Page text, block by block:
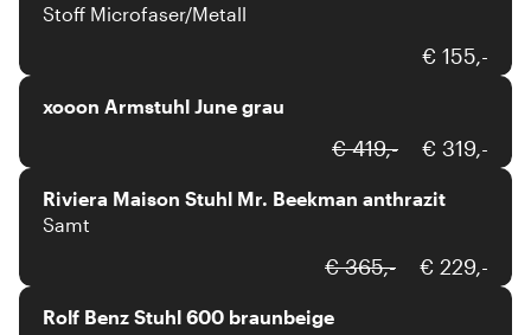
Stoff Microfaser/Metall
€ 155,-
xooon
xooon Armstuhl June grau
€ 419,- € 319,-
Riviera Maison Stuhl Mr. Beekman anthrazit
Samt
€ 365,- € 229,-
Rolf Benz
Rolf Benz Stuhl 600 braunbeige